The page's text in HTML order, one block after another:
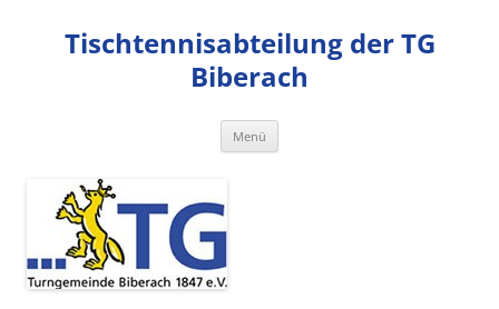
springenTischtennisabteilung der TG
Biberach
Menü